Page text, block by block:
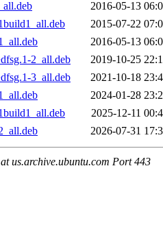
2016-05-13
2015-07-22
2016-05-13
2_all.deb
2019-10-25
3_all.deb
2021-10-18
2024-01-28
2025-12-11
2026-07-31
us.archive.ubuntu.com Port 443